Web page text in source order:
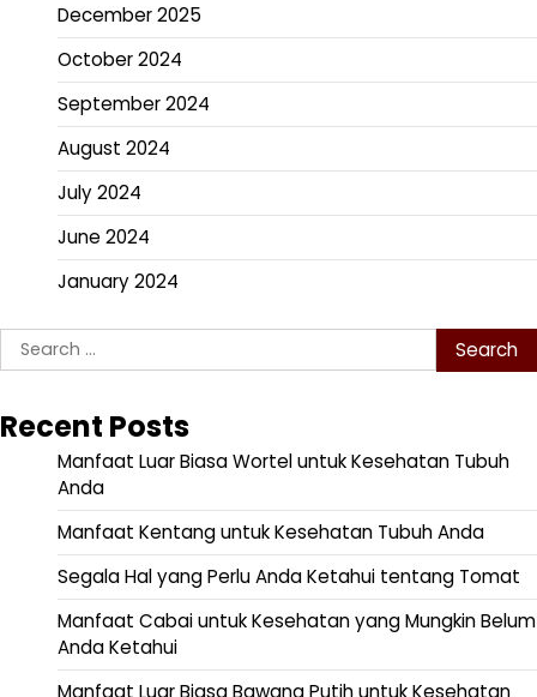
December 2025
October 2024
September 2024
August 2024
July 2024
June 2024
January 2024
Search
for:
Recent Posts
Manfaat Luar Biasa Wortel untuk Kesehatan Tubuh
Anda
Manfaat Kentang untuk Kesehatan Tubuh Anda
Segala Hal yang Perlu Anda Ketahui tentang Tomat
Manfaat Cabai untuk Kesehatan yang Mungkin Belum
Anda Ketahui